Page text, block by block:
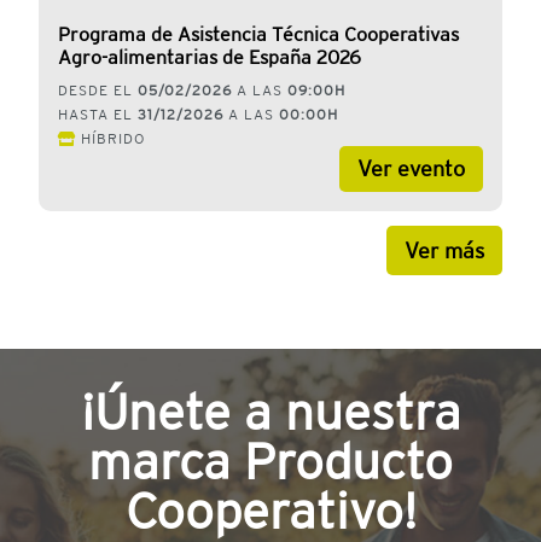
Programa de Asistencia Técnica Cooperativas
Agro-alimentarias de España 2026
DESDE EL 05/02/2026 A LAS 09:00H
HASTA EL 31/12/2026 A LAS 00:00H
HÍBRIDO
Ver evento
Ver más
¡Únete a nuestra
marca Producto
Cooperativo!